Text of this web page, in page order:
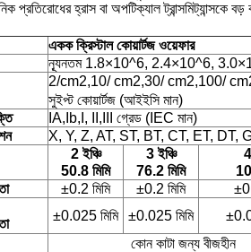
প্রতিরোধের হ্রাস বা অপটিক্যাল ট্রান্সমিট্যান্সকে
একক ক্রিস্টাল কোয়ার্টজ ওয়েফার
ন্যূনতম 1.8×10^6, 2.4×10^6,
2/cm2,10/ cm2,30/ cm2,100/
সুইপ্ট কোয়ার্টজ (আইইসি মান)
IA,Ib,I, II,III গ্রেড (IEC মান)
X, Y, Z, AT, ST, BT, CT, ET, DT,
2 ইঞ্চি
50.8 মিমি
3 ইঞ্চি
76.2 মিমি
±0.2 মিমি ±0.2 মিমি
±0.025 মিমি ±0.025 মিমি
কোন কাটা জন্য বীজহীন